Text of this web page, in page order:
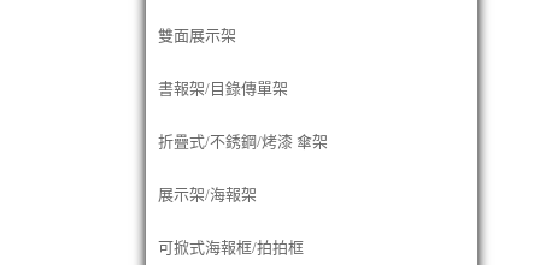
雙面展示架
書報架/目錄傳單架
折疊式/不銹鋼/烤漆 傘架
展示架/海報架
可掀式海報框/拍拍框